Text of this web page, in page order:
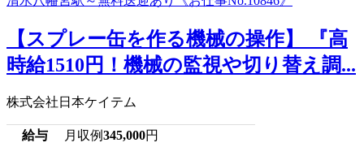
【スプレー缶を作る機械の操作】 『高
時給1510円！機械の監視や切り替え調...
株式会社日本ケイテム
給与 月収例345,000円